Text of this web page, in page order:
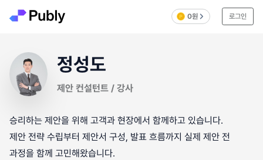
0원 로그인
정성도
제안 컨설턴트 / 강사
승리하는 제안을 위해 고객과 현장에서 함께하고 있습니다.
제안 전략 수립부터 제안서 구성, 발표 흐름까지 실제 제안 전
과정을 함께 고민해왔습니다.